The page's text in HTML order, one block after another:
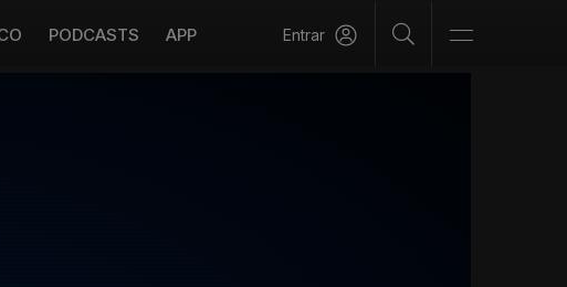
PODCASTS APP Entrar